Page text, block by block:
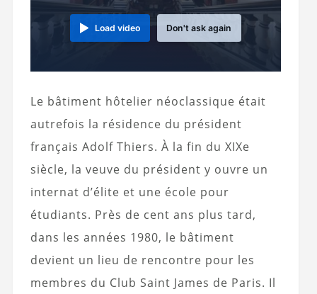
Load video Don't ask again
Le bâtiment hôtelier néoclassique était
autrefois la résidence du président
français Adolf Thiers. À la fin du XIXe
siècle, la veuve du président y ouvre un
internat d’élite et une école pour
étudiants. Près de cent ans plus tard,
dans les années 1980, le bâtiment
devient un lieu de rencontre pour les
membres du Club Saint James de Paris. Il